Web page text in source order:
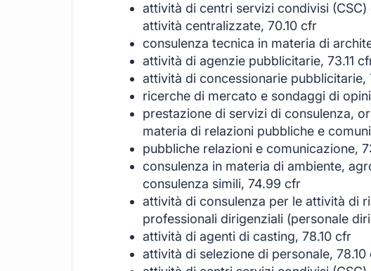
attività di centri servizi condivisi
attività centralizzate, 70.10 cfr
consulenza tecnica in materia di
attività di agenzie pubblicitarie, 73.11
attività di concessionarie pubblicitarie,
ricerche di mercato e sondaggi di
prestazione di servizi di consulenza,
materia di relazioni pubbliche e
pubbliche relazioni e comunicazione,
consulenza in materia di ambiente,
consulenza simili, 74.99 cfr
attività di consulenza per le attività di
professionali dirigenziali (personale
attività di agenti di casting, 78.10 cfr
attività di selezione di personale, 78.10